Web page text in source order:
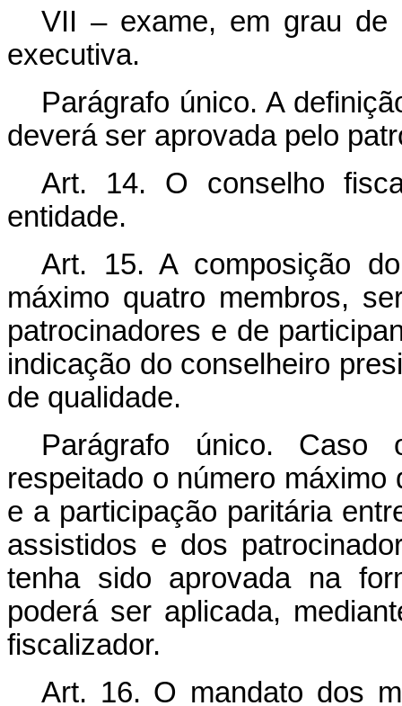
VII – exame, em grau de
executiva.
Parágrafo único. A
deverá ser aprovada pelo
Art. 14. O conselho
entidade.
Art. 15. A composição
máximo quatro membros,
patrocinadores e de
indicação do conselheiro
de qualidade.
Parágrafo único. Caso
respeitado o número
e a participação paritária
assistidos e dos
tenha sido aprovada na
poderá ser aplicada,
fiscalizador.
Art. 16. O mandato dos